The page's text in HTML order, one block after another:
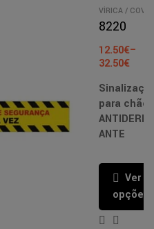
VÍRICA /
/SINALIZAÇÃO
FITAS
ES
8220
12.50€–
32.50€
para chão
ANTE
Ver
opções